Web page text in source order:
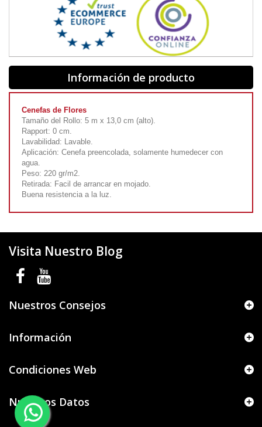
Información de producto
Cenefas de Flores
Tamaño del Rollo: 5 m x 13,0 cm (alto).
Rapport: 0 cm.
Lavabilidad: Lavable.
Aplicación: Cenefa preencolada, solamente humedecer con
agua.
Peso: 220 gr/m2.
Retirada: Facil de arrancar en mojado.
Buena resistencia a la luz.
Visita Nuestro Blog
Nuestros Consejos
Información
Condiciones Web
Nuestros Datos